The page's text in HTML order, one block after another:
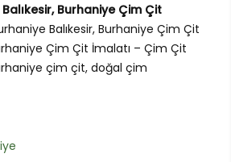
Burhaniye Çim Çit
Balıkesir, Burhaniye Çim Çit
Çim Çit İmalatı – Çim Çit
çim çit, doğal çim